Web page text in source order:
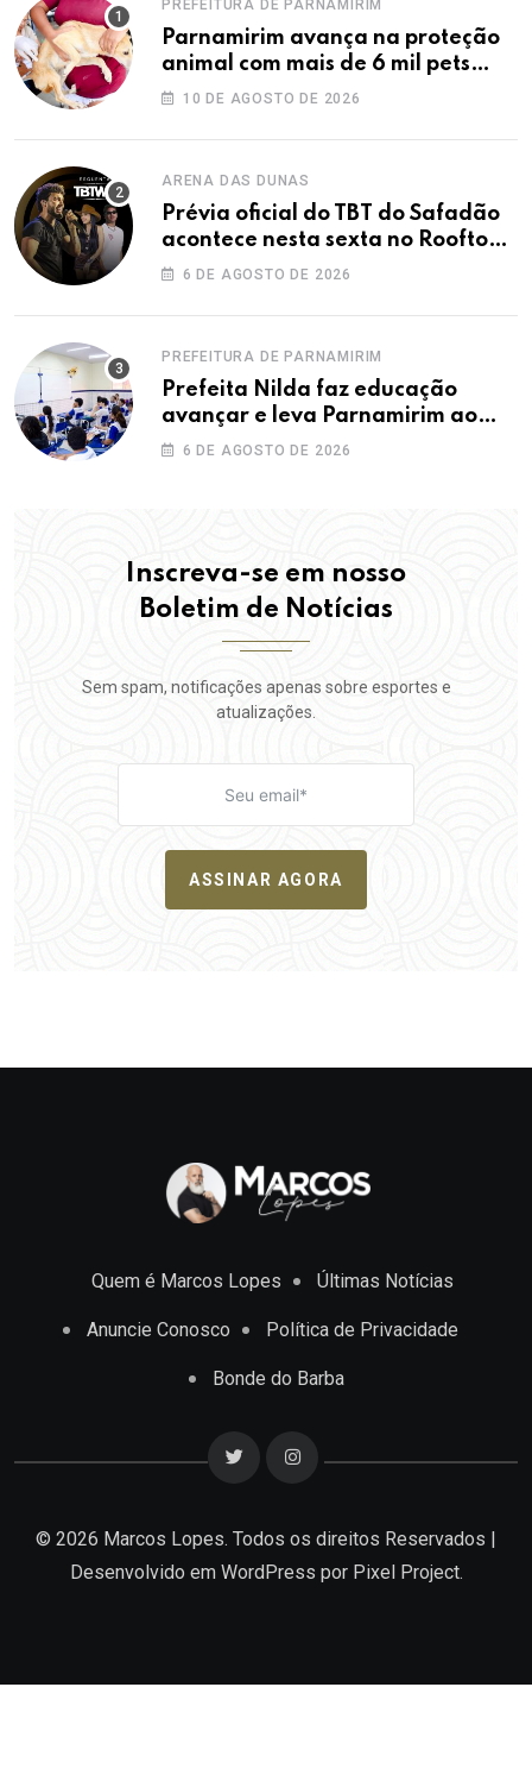
PREFEITURA DE PARNAMIRIM
Parnamirim avança na proteção
animal com mais de 6 mil pets
vacinados contra a raiva
10 DE AGOSTO DE 2026
ARENA DAS DUNAS
Prévia oficial do TBT do Safadão
acontece nesta sexta no Rooftop
Dunas
6 DE AGOSTO DE 2026
PREFEITURA DE PARNAMIRIM
Prefeita Nilda faz educação
avançar e leva Parnamirim ao
maior IDEB da história dos anos
6 DE AGOSTO DE 2026
Inscreva-se em nosso
Boletim de Notícias
Sem spam, notificações apenas sobre esportes e
atualizações.
ASSINAR AGORA
Quem é Marcos Lopes Últimas Notícias
Anuncie Conosco Política de Privacidade
Bonde do Barba
© 2026 Marcos Lopes. Todos os direitos Reservados |
Desenvolvido em WordPress por Pixel Project.